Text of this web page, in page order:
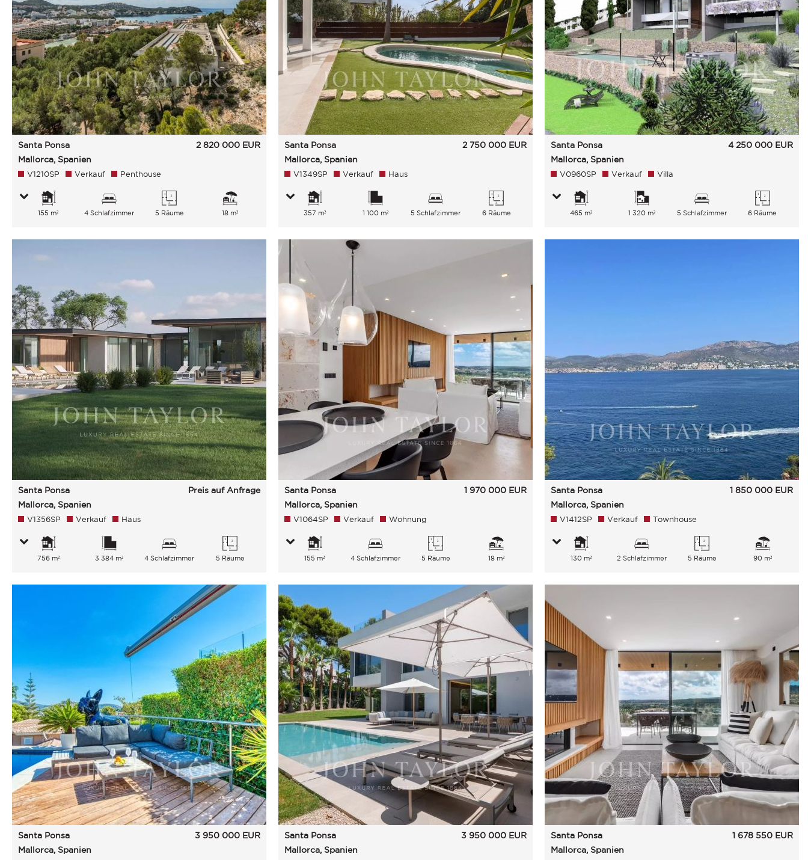
Santa Ponsa
Mallorca, Spanien
2 820 000 EUR
V1210SP Verkauf Penthouse
155 m² 4 Schlafzimmer 5 Räume 18 m²
Santa Ponsa
Mallorca, Spanien
2 750 000 EUR
V1349SP Verkauf Haus
357 m² 1 100 m² 5 Schlafzimmer 6 Räume
Santa Ponsa
Mallorca, Spanien
4 250 000 EUR
V0960SP Verkauf Villa
465 m² 1 320 m² 5 Schlafzimmer 6 Räume
Santa Ponsa
Mallorca, Spanien
Preis auf Anfrage
V1356SP Verkauf Haus
756 m² 3 384 m² 4 Schlafzimmer 5 Räume
Santa Ponsa
Mallorca, Spanien
1 970 000 EUR
V1064SP Verkauf Wohnung
155 m² 4 Schlafzimmer 5 Räume 18 m²
Santa Ponsa
Mallorca, Spanien
1 850 000 EUR
V1412SP Verkauf Townhouse
130 m² 2 Schlafzimmer 5 Räume 90 m²
Santa Ponsa
Mallorca, Spanien
3 950 000 EUR
Santa Ponsa
Mallorca, Spanien
3 950 000 EUR
Santa Ponsa
Mallorca, Spanien
1 678 550 EUR